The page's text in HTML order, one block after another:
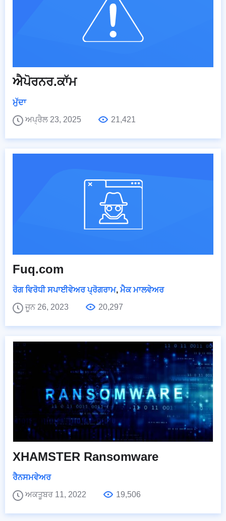
ਐਪੋਰਨਰ.ਕਾੱਮ
ਮੁੱਦਾ
ਅਪ੍ਰੈਲ 23, 2025
21,421
Fuq.com
ਰੋਗ ਵਿਰੋਧੀ ਸਪਾਈਵੇਅਰ ਪ੍ਰੋਗਰਾਮ, ਮੈਕ ਮਾਲਵੇਅਰ
ਜੂਨ 26, 2023
20,297
XHAMSTER Ransomware
ਰੈਨਸਮਵੇਅਰ
ਅਕਤੂਬਰ 11, 2022
19,506